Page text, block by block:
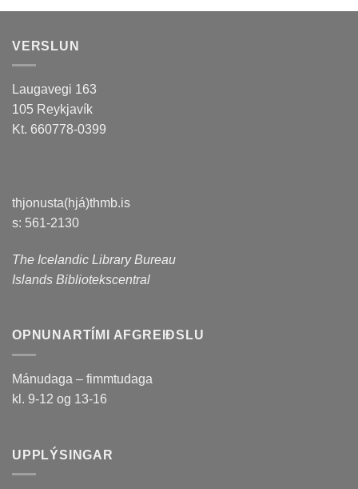
VERSLUN
Laugavegi 163
105 Reykjavík
Kt. 660778-0399
thjonusta(hjá)thmb.is
s: 561-2130
The Icelandic Library Bureau
Islands Bibliotekscentral
OPNUNARTÍMI AFGREIÐSLU
Mánudaga – fimmtudaga
kl. 9-12 og 13-16
UPPLÝSINGAR